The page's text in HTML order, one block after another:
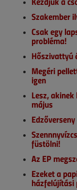
Szakember
Csak egy
probléma!
Hőszivattyú
Megéri
igen
Lesz,
május
füstölni!
Az EP
Ezeket a
házfelújítási